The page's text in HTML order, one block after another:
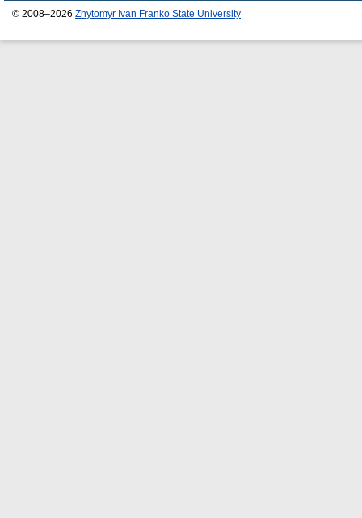
© 2008–2026 Zhytomyr Ivan Franko State University